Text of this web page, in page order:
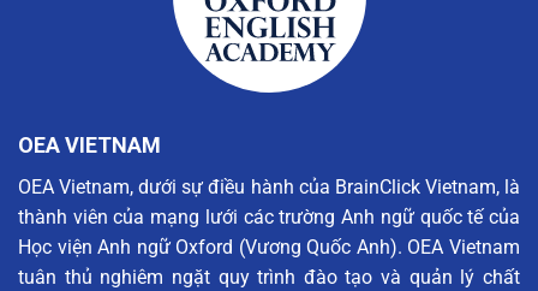
OEA VIETNAM
OEA Vietnam, dưới sự điều hành của BrainClick Vietnam, là
thành viên của mạng lưới các trường Anh ngữ quốc tế của
Học viện Anh ngữ Oxford (Vương Quốc Anh). OEA Vietnam
tuân thủ nghiêm ngặt quy trình đào tạo và quản lý chất